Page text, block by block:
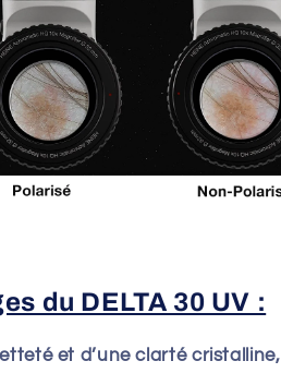
du DELTA 30 UV :
et d’une clarté cristalline,